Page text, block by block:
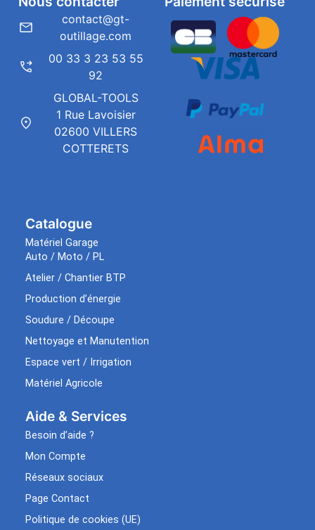
Catalogue
Matériel Garage
Auto / Moto / PL
Atelier / Chantier BTP
Production d’énergie
Soudure / Découpe
Nettoyage et Manutention
Espace vert / Irrigation
Matériel Agricole
Aide & Services​
Besoin d’aide ?
Mon Compte
Réseaux sociaux
Page Contact
Politique de cookies (UE)
contact@gt-
outillage.com
00 33 3 23 53 55
92
GLOBAL-TOOLS
1 Rue Lavoisier
02600 VILLERS
COTTERETS